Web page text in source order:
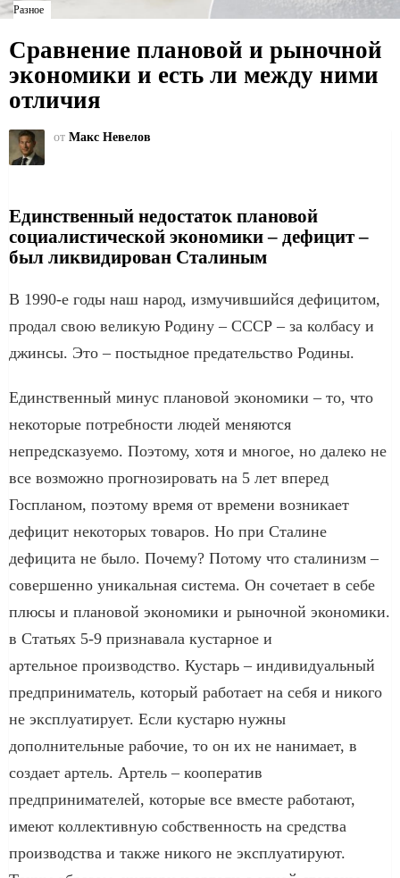
Разное
Сравнение плановой и рыночной
экономики и есть ли между ними
отличия
от Макс Невелов
Единственный недостаток плановой
социалистической экономики – дефицит –
был ликвидирован Сталиным
В 1990-е годы наш народ, измучившийся дефицитом,
продал свою великую Родину – СССР – за колбасу и
джинсы. Это – постыдное предательство Родины.
Единственный минус плановой экономики – то, что
некоторые потребности людей меняются
непредсказуемо. Поэтому, хотя и многое, но далеко не
все возможно прогнозировать на 5 лет вперед
Госпланом, поэтому время от времени возникает
дефицит некоторых товаров. Но при Сталине
дефицита не было. Почему? Потому что сталинизм –
совершенно уникальная система. Он сочетает в себе
плюсы и плановой экономики и рыночной экономики.
в Статьях 5-9 признавала кустарное и
артельное производство. Кустарь – индивидуальный
предприниматель, который работает на себя и никого
не эксплуатирует. Если кустарю нужны
дополнительные рабочие, то он их не нанимает, в
создает артель. Артель – кооператив
предпринимателей, которые все вместе работают,
имеют коллективную собственность на средства
производства и также никого не эксплуатируют.